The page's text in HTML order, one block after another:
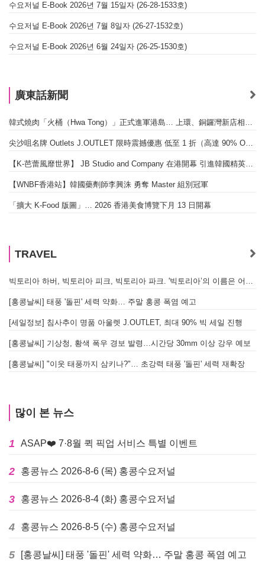
수요저널 E-Book 2026년 7월 15일자 (26-28-1533호)
수요저널 E-Book 2026년 7월 8일자 (26-27-1532호)
수요저널 E-Book 2026년 6월 24일자 (26-25-1530호)
廣東話新聞
韓式燒肉「火桶（Hwa Tong）」正式進軍港島… 上環、銅鑼灣新店相繼開幕
尖沙咀名牌 Outlets J.OUTLET 限時震撼優惠 低至 1 折（高達 90% OFF）
【K-芭蕾風靡世界】 JB Studio and Company 在港開幕 引進韓國精英芭蕾教育系統
【WNBF香港站】韓國藥劑師李興洙 勇奪 Master 組別冠軍
「擴大 K-Food 版圖」… 2026 香港美食博覽下月 13 日開幕
TRAVEL
빅토리아 하버, 빅토리아 피크, 빅토리아 파크. '빅토리아’의 이름은 어떻게 온 걸까? - [이승권 원장의 생활칼럼]
[홍콩날씨] 태풍 '돌핀' 세력 약화… 주말 홍콩 폭염 예고
[세일정보] 침사추이 명품 아울렛 J.OUTLET, 최대 90% 빅 세일 진행
[홍콩날씨] 기상청, 황색 폭우 경보 발령…시간당 30mm 이상 강우 예보
[홍콩날씨] "이웃 태풍까지 삼키나?"… 초강력 태풍 '돌핀' 세력 재확장
많이 본 뉴스
1 ASAP❤️ 7·8월 퀵 픽업 서비스 특별 이벤트
2 홍콩뉴스 2026-8-6 (목) 홍콩수요저널
3 홍콩뉴스 2026-8-4 (화) 홍콩수요저널
4 홍콩뉴스 2026-8-5 (수) 홍콩수요저널
5 [홍콩날씨] 태풍 '돌핀' 세력 약화… 주말 홍콩 폭염 예고